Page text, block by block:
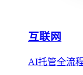
互联网
AI托管全流